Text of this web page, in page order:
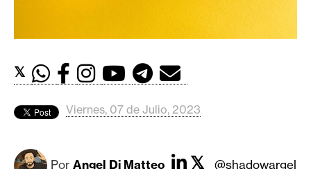
d
B
t
𝕏
Viernes, 07 de Julio, 2023
Por Angel Di Matteo 𝕏
@shadowargel